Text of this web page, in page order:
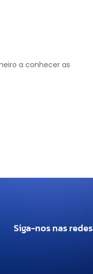
a conhecer as
Siga-nos nas redes